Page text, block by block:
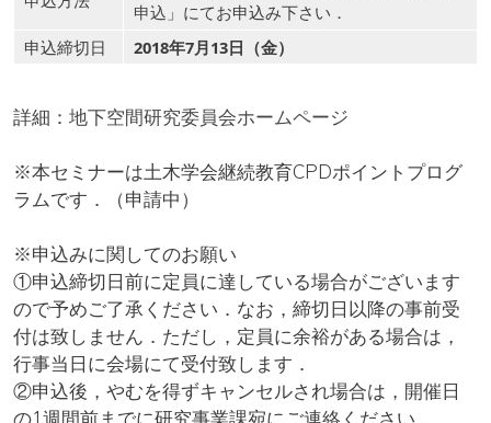
申込 」にてお申込み下さい．
申込締切日
2018年7月13日（金）
詳細： 地下空間研究委員会ホームページ
※本セミナーは土木学会継続教育CPDポイントプログ
ラムです．（申請中）
※申込みに関してのお願い
①申込締切日前に定員に達している場合がございます
ので予めご了承ください．なお，締切日以降の事前受
付は致しません．ただし，定員に余裕がある場合は，
行事当日に会場にて受付致します．
②申込後，やむを得ずキャンセルされ場合は，開催日
の1週間前までに研究事業課宛にご連絡ください．